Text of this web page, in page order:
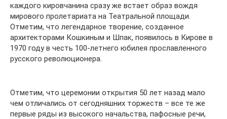
каждого кировчанина сразу же встает образ вождя
мирового пролетариата на Театральной площади.
Отметим, что легендарное творение, созданное
архитекторами Кошкиным и Шпак, появилось в Кирове в
1970 году в честь 100-летнего юбилея прославленного
русского революционера.
Отметим, что церемонии открытия 50 лет назад мало
чем отличались от сегодняшних торжеств – все те же
первые ряды из высокого начальства, пафосные речи,